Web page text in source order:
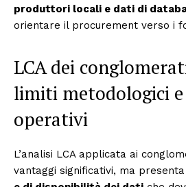
produttori locali e dati di
orientare il procurement verso i
LCA dei
limiti metodologici
operativi
L’analisi LCA applicata ai
vantaggi significativi, ma presenta